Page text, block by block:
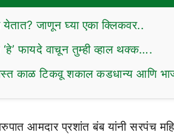
येतात? जाणून घ्या एका क्लिकवर..
‘हे’ फायदे वाचून तुम्ही व्हाल थक्क….
जास्त काळ टिकवू शकाल कडधान्य आणि
आमदार प्रशांत बंब यांनी सरपंच